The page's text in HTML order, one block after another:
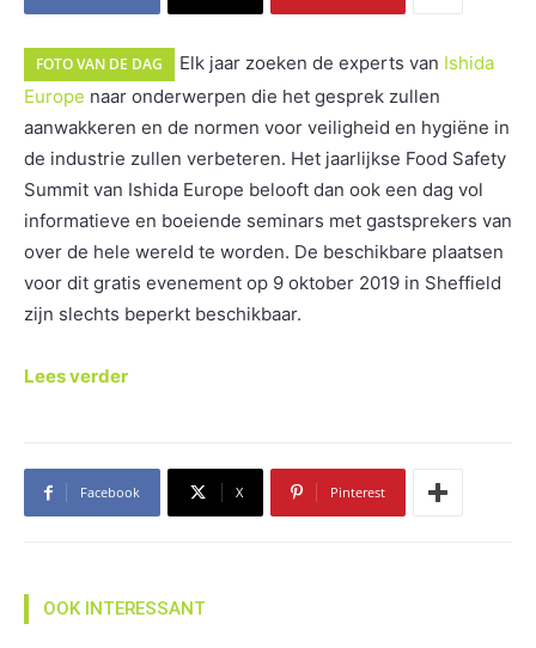
FOTO VAN DE DAG Elk jaar zoeken de experts van Ishida
Europe naar onderwerpen die het gesprek zullen
aanwakkeren en de normen voor veiligheid en hygiëne in
de industrie zullen verbeteren. Het jaarlijkse Food Safety
Summit van Ishida Europe belooft dan ook een dag vol
informatieve en boeiende seminars met gastsprekers van
over de hele wereld te worden. De beschikbare plaatsen
voor dit gratis evenement op 9 oktober 2019 in Sheffield
zijn slechts beperkt beschikbaar.
Lees verder
Facebook X Pinterest
OOK INTERESSANT